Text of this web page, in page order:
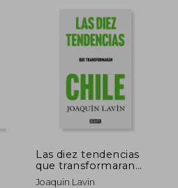
Las diez tendencias
que transformaran
Chile (in Spanish)
Joaquin Lavin